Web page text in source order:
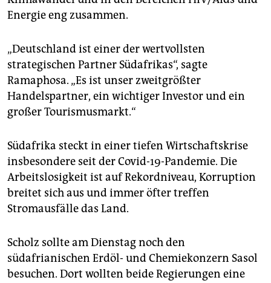
Energie eng zusammen.
„Deutschland ist einer der wertvollsten
strategischen Partner Südafrikas“, sagte
Ramaphosa. „Es ist unser zweitgrößter
Handelspartner, ein wichtiger Investor und ein
großer Tourismusmarkt.“
Südafrika steckt in einer tiefen Wirtschaftskrise
insbesondere seit der Covid-19-Pandemie. Die
Arbeitslosigkeit ist auf Rekordniveau, Korruption
breitet sich aus und immer öfter treffen
Stromausfälle das Land.
Scholz sollte am Dienstag noch den
südafrianischen Erdöl- und Chemiekonzern Sasol
besuchen. Dort wollten beide Regierungen eine